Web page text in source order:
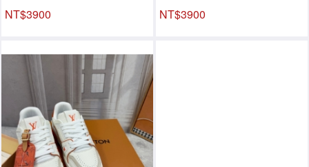
NT$3900 NT$3900